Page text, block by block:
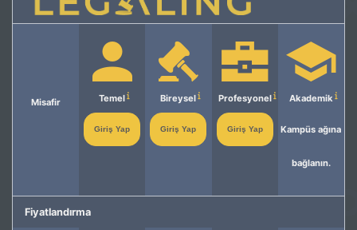
Misafir Temel
Giriş Yap
Bireysel
Giriş Yap
Profesyonel
Giriş Yap
Akademik
Kampüs ağına
bağlanın.
Fiyatlandırma